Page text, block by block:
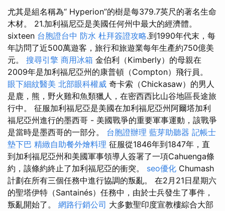
尤其是組名稱為“ Hyperion”的樹是每379.7英尺的著名生命
木材。 21.加利福尼亞是美國任何州中最大的經濟體。
sixteen 台胞證台中 防水 杜拜簽證攻略.到1990年代末，每
年訪問了近500萬遊客，旅行和旅遊業每年生產約750億美
元。 搜尋引擎 商用冰箱 金伯利（Kimberly）的母親在
2009年是加利福尼亞州的康普頓（Compton）飛行員。
眼下細紋醫美 北部眼科權威 奇卡索（Chickasaw）的男人
是鹿，熊，野火雞和魚類獵人，在密西西比山谷地區長途旅
行中。 征服加利福尼亞是美國在加利福尼亞州阿爾塔加利
福尼亞州進行的墨西哥 - 美國戰爭的重要軍事運動，該戰爭
是當時是墨西哥的一部分。 台胞證辦理 藍芽助聽器 記帳士
墊下巴 精緻自助餐外燴料理 征服從1846年到1847年，直
到加利福尼亞州和美國軍事領導人簽署了一項Cahuenga條
約，該條約終止了加利福尼亞的衝突。 seo優化 Chumash
計劃在所有三個任務中進行協調的叛亂。 在2月21日星期六
的聖塔伊特（Santainés）任務中，由於士兵發生了事件，
叛亂開始了。 網路行銷公司 大多數聖印度宣教樓綜合大部